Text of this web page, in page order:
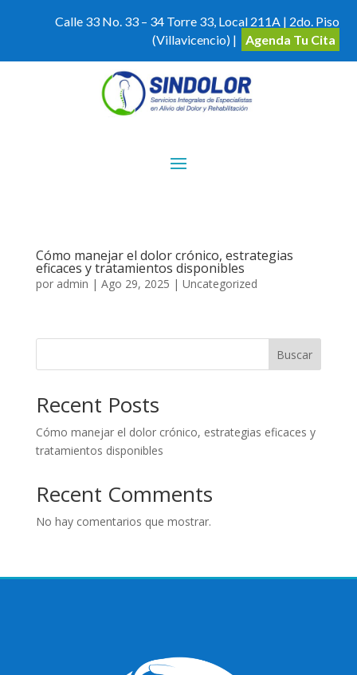
Calle 33 No. 33 – 34 Torre 33, Local 211A | 2do. Piso
(Villavicencio) |
Agenda Tu Cita
Cómo manejar el dolor crónico, estrategias
eficaces y tratamientos disponibles
por admin | Ago 29, 2025 | Uncategorized
Buscar
Recent Posts
Cómo manejar el dolor crónico, estrategias eficaces y
tratamientos disponibles
Recent Comments
No hay comentarios que mostrar.